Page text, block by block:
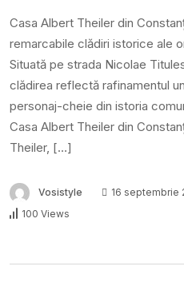
Casa Albert Theiler din
remarcabile clădiri istorice ale
Situată pe strada Nicolae
clădirea reflectă rafinamentul
personaj-cheie din istoria
Casa Albert Theiler din
Theiler, […]
Vosistyle 16 septembrie
100 Views